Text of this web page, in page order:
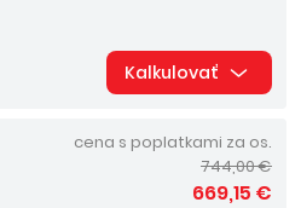
Kalkulovať
cena s poplatkami za os.
744,00 €
669,15 €